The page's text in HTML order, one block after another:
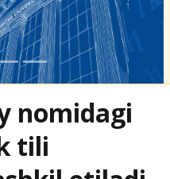
nomidagi
tili